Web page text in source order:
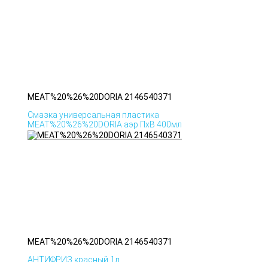
MEAT%20%26%20DORIA 2146540371
Смазка универсальная пластика
MEAT%20%26%20DORIA аэр ПхВ 400мл
MEAT%20%26%20DORIA 2146540371
АНТИФРИЗ красный 1л.